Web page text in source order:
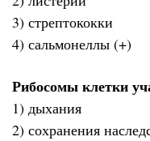
3) стрептококки
4) сальмонеллы (+)
Рибосомы клетки
1) дыхания
2) сохранения